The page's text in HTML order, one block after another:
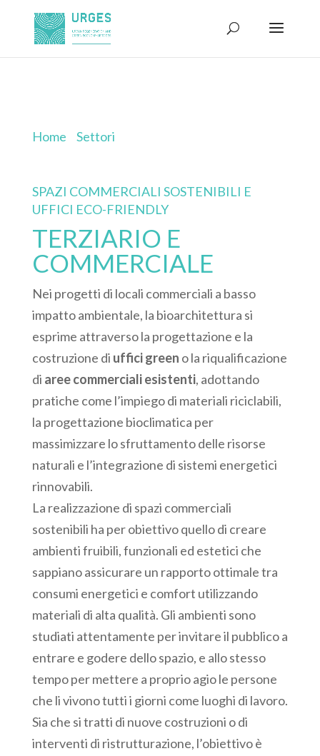
Home Settori
SPAZI COMMERCIALI SOSTENIBILI E
UFFICI ECO-FRIENDLY
TERZIARIO E
COMMERCIALE
Nei progetti di locali commerciali a basso
impatto ambientale, la bioarchitettura si
esprime attraverso la progettazione e la
costruzione di uffici green o la riqualificazione
di aree commerciali esistenti, adottando
pratiche come l’impiego di materiali riciclabili,
la progettazione bioclimatica per
massimizzare lo sfruttamento delle risorse
naturali e l’integrazione di sistemi energetici
rinnovabili.
La realizzazione di spazi commerciali
sostenibili ha per obiettivo quello di creare
ambienti fruibili, funzionali ed estetici che
sappiano assicurare un rapporto ottimale tra
consumi energetici e comfort utilizzando
materiali di alta qualità. Gli ambienti sono
studiati attentamente per invitare il pubblico a
entrare e godere dello spazio, e allo stesso
tempo per mettere a proprio agio le persone
che li vivono tutti i giorni come luoghi di lavoro.
Sia che si tratti di nuove costruzioni o di
interventi di ristrutturazione, l’obiettivo è